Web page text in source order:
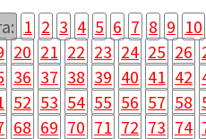
1 2 3 4 5 6 7 8 9 10
20 21 22 23 24 25 26
36 37 38 39 40 41 42
52 53 54 55 56 57 58
68 69 70 71 72 73 74